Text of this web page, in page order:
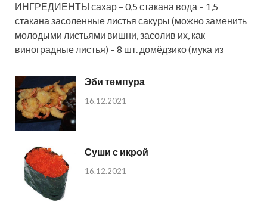
ИНГРЕДИЕНТЫ сахар – 0,5 стакана вода – 1,5
стакана засоленные листья сакуры (можно заменить
молодыми листьями вишни, засолив их, как
виноградные листья) – 8 шт. домёдзико (мука из
Эби темпура
16.12.2021
Суши с икрой
16.12.2021